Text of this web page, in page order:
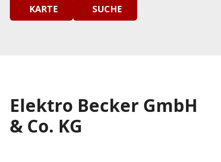
KARTE SUCHE
Elektro Becker GmbH
& Co. KG